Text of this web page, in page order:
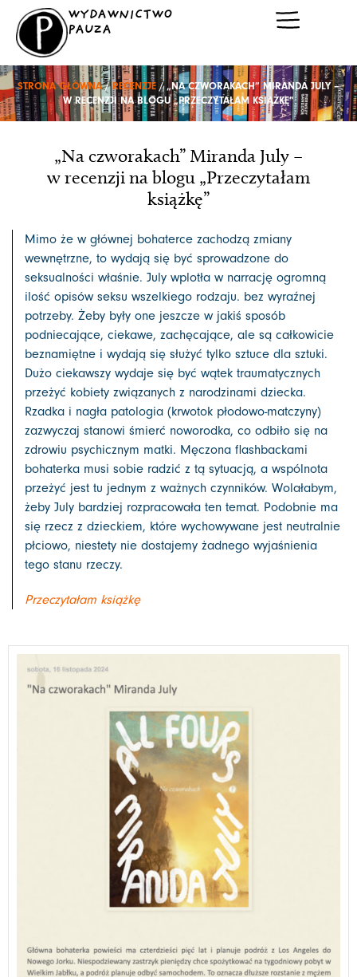
Przejdź
treści
WYDAWNICTWO
PAUZA
STRONA GŁÓWNA/RECENZJE / „NA CZWORAKACH” MIRANDA JULY –
W RECENZJI NA BLOGU „PRZECZYTAŁAM KSIĄŻKĘ”
„Na czworakach” Miranda July –
w recenzji na blogu „Przeczytałam
książkę”
Mimo że w głównej bohaterce zachodzą zmiany
wewnętrzne, to wydają się być sprowadzone do
seksualności właśnie. July wplotła w narrację ogromną
ilość opisów seksu wszelkiego rodzaju. bez wyraźnej
potrzeby. Żeby były one jeszcze w jakiś sposób
podniecające, ciekawe, zachęcające, ale są całkowicie
beznamiętne i wydają się służyć tylko sztuce dla sztuki.
Dużo ciekawszy wydaje się być wątek traumatycznych
przeżyć kobiety związanych z narodzinami dziecka.
Rzadka i nagła patologia (krwotok płodowo-matczyny)
zazwyczaj stanowi śmierć noworodka, co odbiło się na
zdrowiu psychicznym matki. Męczona flashbackami
bohaterka musi sobie radzić z tą sytuacją, a wspólnota
przeżyć jest tu jednym z ważnych czynników. Wolałabym,
żeby July bardziej rozpracowała ten temat. Podobnie ma
się rzecz z dzieckiem, które wychowywane jest neutralnie
płciowo, niestety nie dostajemy żadnego wyjaśnienia
tego stanu rzeczy.
Przeczytałam książkę